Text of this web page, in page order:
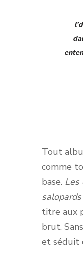
Tout
comme
base. Les
salopards
titre aux
brut.
et séduit